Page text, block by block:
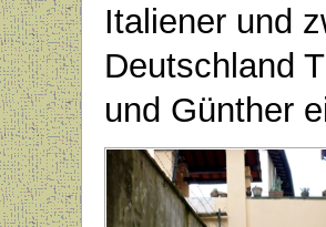
Italiener und
Deutschland
und Günther